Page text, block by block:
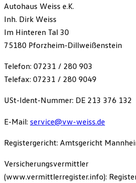
Autohaus Weiss e.K.
Inh. Dirk Weiss
Im Hinteren Tal 30
75180 Pforzheim-Dillweißenstein
Telefon: 07231 / 280 903
Telefax: 07231 / 280 9049
USt-Ident-Nummer: DE 213 376 132
E-Mail: service@vw-weiss.de
Registergericht: Amtsgericht
Versicherungsvermittler
(www.vermittlerregister.info):